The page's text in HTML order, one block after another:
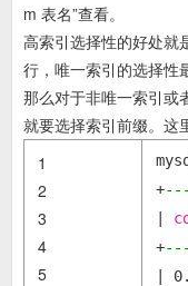
m 表名”查看。
高索引选择性的好处就
行，唯一索引的选择性
那么对于非唯一索引或
就要选择索引前缀。这
1
2
3
4
5
+
+
|